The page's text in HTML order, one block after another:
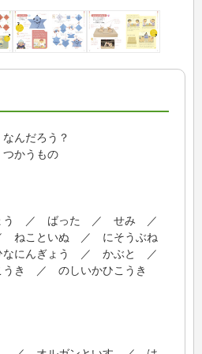
んだろう？
かうもの
う ／ ばった ／ せみ ／
ねこといぬ ／ にそうぶね
にんぎょう ／ かぶと ／
き ／ のしいかひこうき